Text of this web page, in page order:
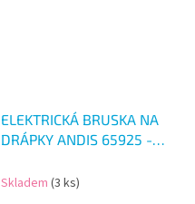
ELEKTRICKÁ BRUSKA NA
DRÁPKY ANDIS 65925 -
Skladem (3 ks)